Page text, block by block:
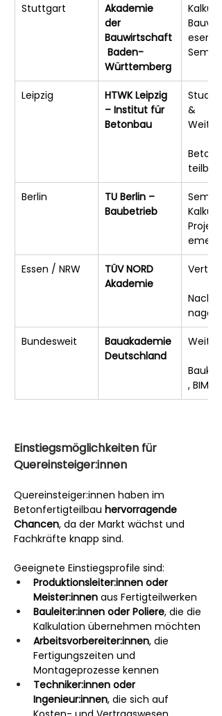
Stuttgart
Akademie
der
Bauwirtschaft
Baden-
Württemberg
esen,
Leipzig
HTWK Leipzig
– Institut für
Betonbau
&
teilbau
Berlin
TU Berlin –
Baubetrieb
ement
Essen / NRW
TÜV NORD
Akademie
Bundesweit
Bauakademie
Deutschland
, BIM
Einstiegsmöglichkeiten für
Quereinsteiger:innen
Quereinsteiger:innen haben im
Betonfertigteilbau hervorragende
Chancen, da der Markt wächst und
Fachkräfte knapp sind.
Geeignete Einstiegsprofile sind:
Produktionsleiter:innen oder
Meister:innen aus Fertigteilwerken
Bauleiter:innen oder Poliere, die die
Kalkulation übernehmen möchten
Arbeitsvorbereiter:innen, die
Fertigungszeiten und
Montageprozesse kennen
Techniker:innen oder
Ingenieur:innen, die sich auf